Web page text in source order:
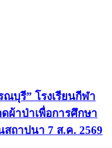
ณบุรี” โรงเรียนกีฬา
ผ้าป่าเพื่อการศึกษา
ถาปนา 7 ส.ค. 2569